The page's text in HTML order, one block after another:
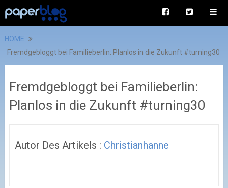
HOME
Fremdgebloggt bei Familieberlin: Planlos in die Zukunft #turning30
Fremdgebloggt bei Familieberlin:
Planlos in die Zukunft #turning30
Autor Des Artikels : Christianhanne